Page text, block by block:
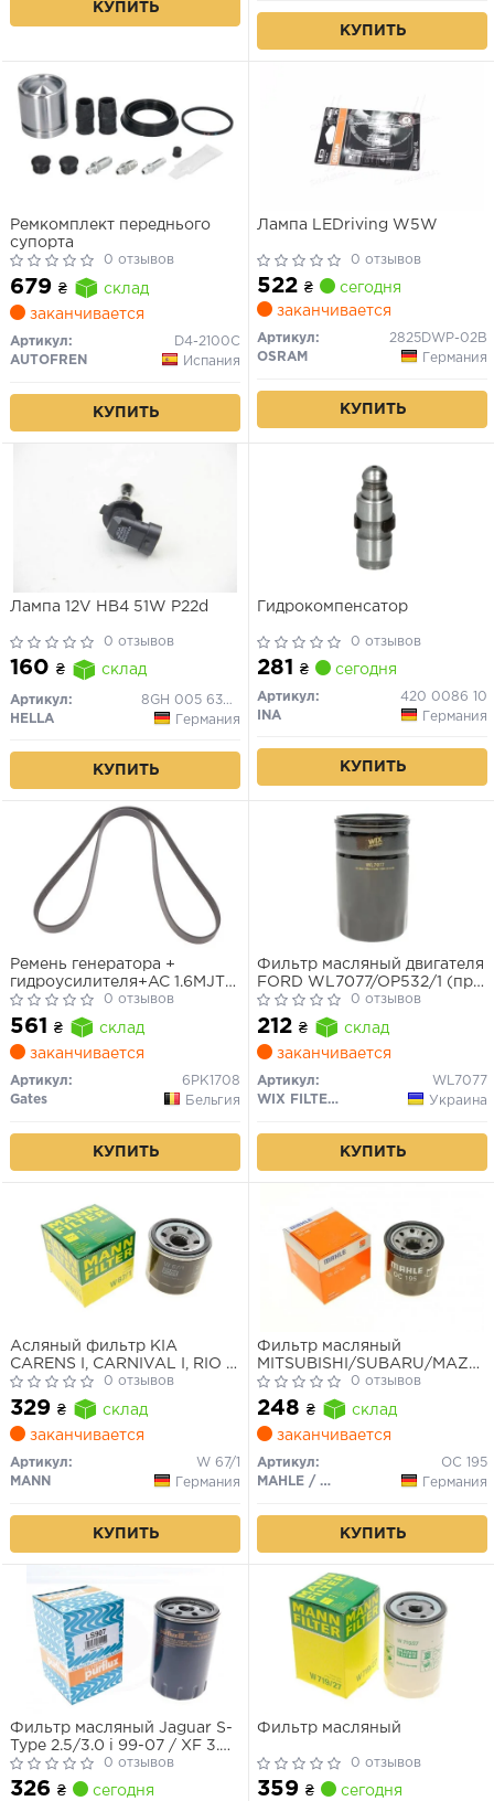
КУПИТЬ
КУПИТЬ
Ремкомплект переднього
супорта
0 отзывов
679 ₴
склад
заканчивается
Артикул:
D4-2100C
AUTOFREN
Испания
КУПИТЬ
Лампа LEDriving W5W
0 отзывов
522 ₴
сегодня
заканчивается
Артикул:
2825DWP-02B
OSRAM
Германия
КУПИТЬ
Лампа 12V HB4 51W P22d
0 отзывов
160 ₴ склад
Артикул:
8GH 005 636-121
HELLA
Германия
КУПИТЬ
Гидрокомпенсатор
0 отзывов
281 ₴ сегодня
Артикул:
420 0086 10
INA
Германия
КУПИТЬ
Ремень генератора +
гидроусилителя+AC 1.6MJTD,
2.0MJTD Doblo 2009-
6РК1706
0 отзывов
561 ₴
склад
заканчивается
Артикул:
6PK1708
Gates
Бельгия
КУПИТЬ
Фильтр масляный двигателя
FORD WL7077/OP532/1 (пр-
во WIX-Filtron)0 отзывов
212 ₴
склад
заканчивается
Артикул:
WL7077
WIX FILTERS
Украина
КУПИТЬ
Асляный фильтр KIA
CARENS I, CARNIVAL I, RIO I,
MAZDA 2, 3
0 отзывов
329 ₴
склад
заканчивается
Артикул:
W 67/1
MANN
Германия
КУПИТЬ
Фильтр масляный
MITSUBISHI/SUBARU/
IMPREZA/LEGACY/LANCER/
0 отзывов
248 ₴
склад
заканчивается
Артикул:
OC 195
MAHLE / KNECHT
Германия
КУПИТЬ
Фильтр масляный Jaguar S-
Type 2.5/3.0 i 99-07 / XF 3.0 i
08-15 / XJ 3.0 i 03->
0 отзывов
326 ₴ сегодня
Фильтр масляный
0 отзывов
359 ₴ сегодня